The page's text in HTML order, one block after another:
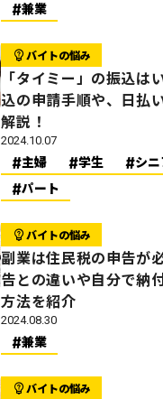
兼業
バイトの悩み
「タイミー」の振込は
込の申請手順や、日払
解説！
2024.10.07
主婦 学生
シ
パート
バイトの悩み
副業は住民税の申告が
告との違いや自分で納
方法を紹介
2024.08.30
兼業
バイトの悩み